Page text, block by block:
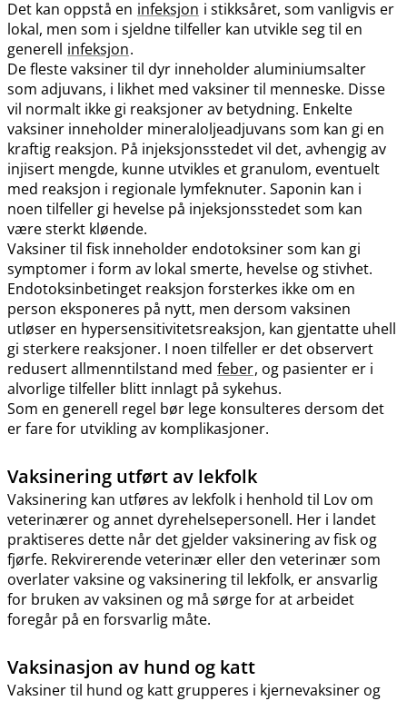
Det kan oppstå en infeksjon i stikksåret, som vanligvis er
lokal, men som i sjeldne tilfeller kan utvikle seg til en
generell infeksjon.
De fleste vaksiner til dyr inneholder aluminiumsalter
som adjuvans, i likhet med vaksiner til menneske. Disse
vil normalt ikke gi reaksjoner av betydning. Enkelte
vaksiner inneholder mineraloljeadjuvans som kan gi en
kraftig reaksjon. På injeksjonsstedet vil det, avhengig av
injisert mengde, kunne utvikles et granulom, eventuelt
med reaksjon i regionale lymfeknuter. Saponin kan i
noen tilfeller gi hevelse på injeksjonsstedet som kan
være sterkt kløende.
Vaksiner til fisk inneholder endotoksiner som kan gi
symptomer i form av lokal smerte, hevelse og stivhet.
Endotoksinbetinget reaksjon forsterkes ikke om en
person eksponeres på nytt, men dersom vaksinen
utløser en hypersensitivitetsreaksjon, kan gjentatte uhell
gi sterkere reaksjoner. I noen tilfeller er det observert
redusert allmenntilstand med feber, og pasienter er i
alvorlige tilfeller blitt innlagt på sykehus.
Som en generell regel bør lege konsulteres dersom det
er fare for utvikling av komplikasjoner.
Vaksinering utført av lekfolk
Vaksinering kan utføres av lekfolk i henhold til Lov om
veterinærer og annet dyrehelsepersonell. Her i landet
praktiseres dette når det gjelder vaksinering av fisk og
fjørfe. Rekvirerende veterinær eller den veterinær som
overlater vaksine og vaksinering til lekfolk, er ansvarlig
for bruken av vaksinen og må sørge for at arbeidet
foregår på en forsvarlig måte.
Vaksinasjon av hund og katt
Vaksiner til hund og katt grupperes i kjernevaksiner og